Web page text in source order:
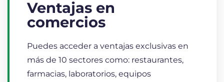
Ventajas en
comercios
Puedes acceder a ventajas exclusivas en
más de 10 sectores como: restaurantes,
farmacias, laboratorios, equipos